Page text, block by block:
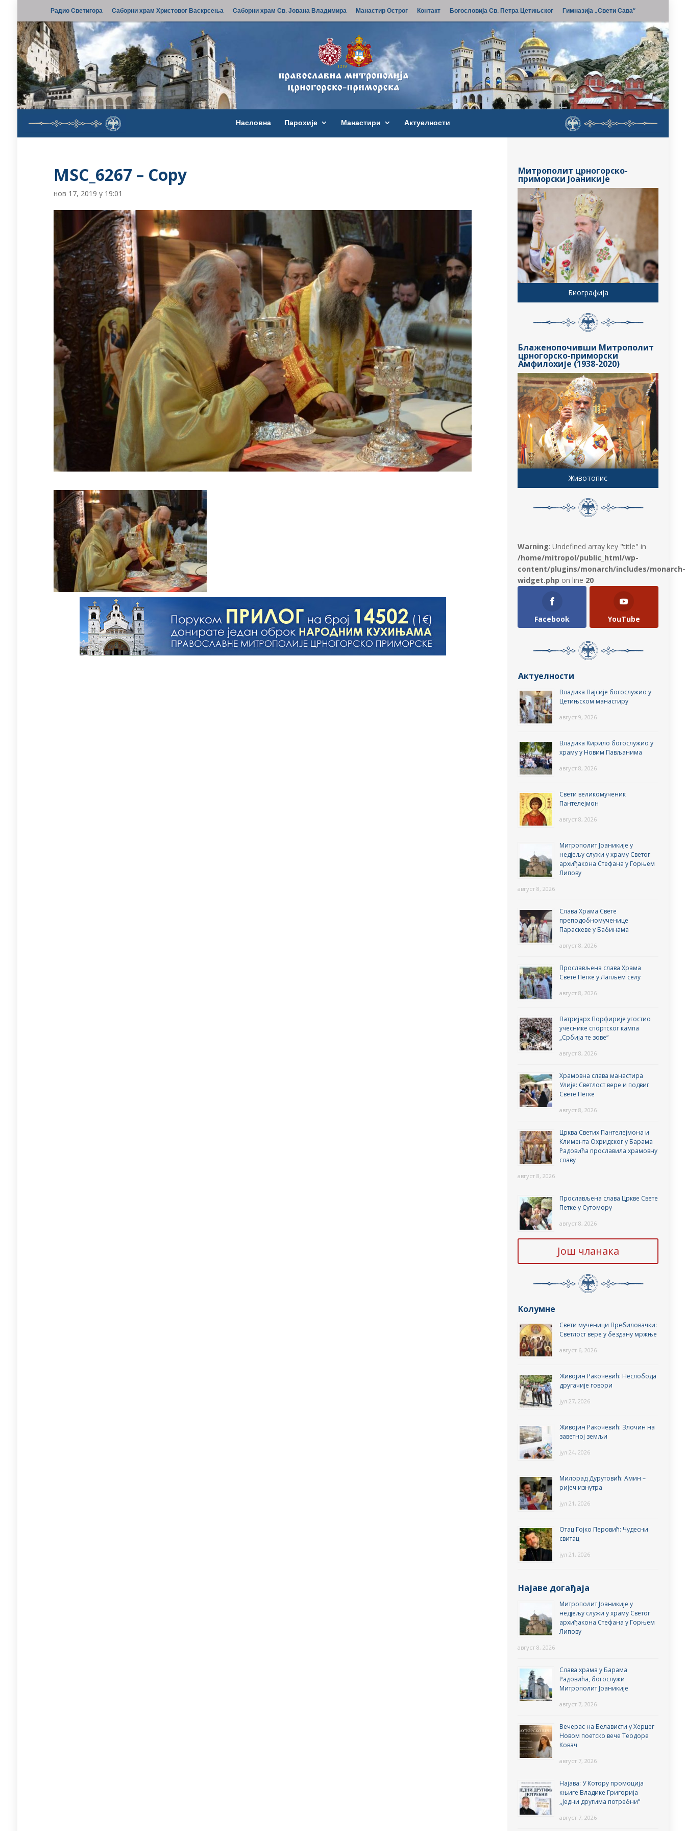
Радио Светигора Саборни храм Христовог Васкрсења Саборни храм Св. Јована Владимира Манастир Острог Контакт Богословија Св. Петра Цетињског Гимназија „Свети Сава“
Насловна Парохије Манастири Актуелности
MSC_6267 – Copy
нов 17, 2019 у 19:01
Митрополит црногорско-
приморски Јоаникије
Биографија
Блаженопочивши Митрополит
црногорско-приморски
Амфилохије (1938-2020)
Животопис
Warning: Undefined array key "title" in
/home/mitropol/public_html/wp-
content/plugins/monarch/includes/monarch-
widget.php on line 20
Facebook YouTube
Актуелности
Владика Пајсије богослужио у
Цетињском манастиру
август 9, 2026
Владика Кирило богослужио у
храму у Новим Пављанима
август 8, 2026
Свети великомученик
Пантелејмон
август 8, 2026
Митрополит Јоаникије у
недјељу служи у храму Светог
архиђакона Стефана у Горњем
Липову
август 8, 2026
Слава Храма Свете
преподобномученице
Параскеве у Бабинама
август 8, 2026
Прослављена слава Храма
Свете Петке у Лапљем селу
август 8, 2026
Патријарх Порфирије угостио
учеснике спортског кампа
„Србија те зове“
август 8, 2026
Храмовна слава манастира
Улије: Светлост вере и подвиг
Свете Петке
август 8, 2026
Црква Светих Пантелејмона и
Климента Охридског у Барама
Радовића прославила храмовну
славу
август 8, 2026
Прослављена слава Цркве Свете
Петке у Сутомору
август 8, 2026
Још чланака
Колумне
Свети мученици Пребиловачки:
Светлост вере у бездану мржње
август 6, 2026
Живојин Ракочевић: Неслобода
другачије говори
јул 27, 2026
Живојин Ракочевић: Злочин на
заветној земљи
јул 24, 2026
Милорад Дурутовић: Амин –
ријеч изнутра
јул 21, 2026
Отац Гојко Перовић: Чудесни
свитац
јул 21, 2026
Најаве догађаја
Митрополит Јоаникије у
недјељу служи у храму Светог
архиђакона Стефана у Горњем
Липову
август 8, 2026
Слава храма у Барама
Радовића, богослужи
Митрополит Јоаникије
август 7, 2026
Вечерас на Белависти у Херцег
Новом поетско вече Теодоре
Ковач
август 7, 2026
Најава: У Котору промоција
књиге Владике Григорија
,,Једни другима потребни”
август 7, 2026